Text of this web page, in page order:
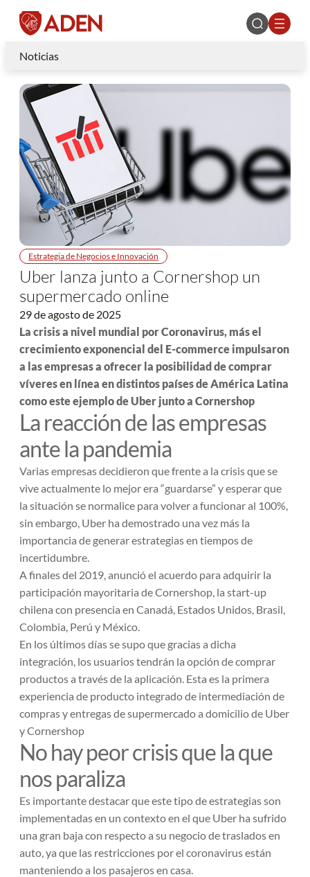
Noticias
Estrategia de Negocios e Innovación
Uber lanza junto a Cornershop un
supermercado online
29 de agosto de 2025
La crisis a nivel mundial por Coronavirus, más el
crecimiento exponencial del E-commerce impulsaron
a las empresas a ofrecer la posibilidad de comprar
víveres en línea en distintos países de América Latina
como este ejemplo de Uber junto a Cornershop
La reacción de las empresas
ante la pandemia
Varias empresas decidieron que frente a la crisis que se
vive actualmente lo mejor era “guardarse” y esperar que
la situación se normalice para volver a funcionar al 100%,
sin embargo, Uber ha demostrado una vez más la
importancia de generar estrategias en tiempos de
incertidumbre.
A finales del 2019, anunció el acuerdo para adquirir la
participación mayoritaria de Cornershop, la start-up
chilena con presencia en Canadá, Estados Unidos, Brasil,
Colombia, Perú y México.
En los últimos días se supo que gracias a dicha
integración, los usuarios tendrán la opción de comprar
productos a través de la aplicación. Esta es la primera
experiencia de producto integrado de intermediación de
compras y entregas de supermercado a domicilio de Uber
y Cornershop
No hay peor crisis que la que
nos paraliza
Es importante destacar que este tipo de estrategias son
implementadas en un contexto en el que Uber ha sufrido
una gran baja con respecto a su negocio de traslados en
auto, ya que las restricciones por el coronavirus están
manteniendo a los pasajeros en casa.